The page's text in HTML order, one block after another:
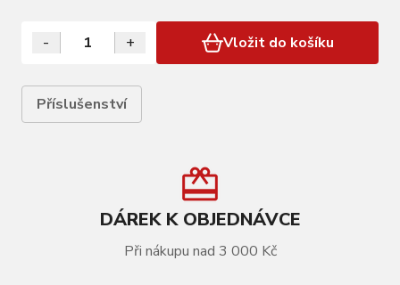
- + Vložit do košíku
Příslušenství
DÁREK K OBJEDNÁVCE
Při nákupu nad 3 000 Kč